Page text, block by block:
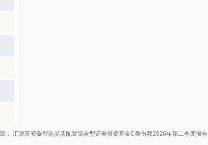
： 汇添富安鑫智选灵活配置混合型证券投资基金C类份额2026年第二季度报告